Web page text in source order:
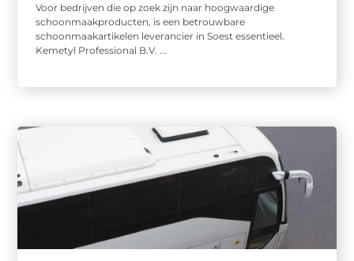
Voor bedrijven die op zoek zijn naar hoogwaardige
schoonmaakproducten, is een betrouwbare
schoonmaakartikelen leverancier in Soest essentieel.
Kemetyl Professional B.V. ...